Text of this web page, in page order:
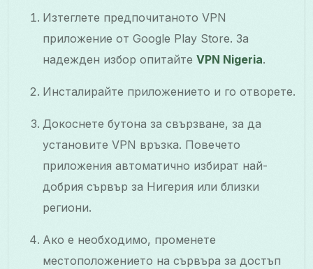
Изтеглете предпочитаното VPN
приложение от Google Play Store. За
надежден избор опитайтеVPN Nigeria.
Инсталирайте приложението и го отворете.
Докоснете бутона за свързване, за да
установите VPN връзка. Повечето
приложения автоматично избират най-
добрия сървър за Нигерия или близки
региони.
Ако е необходимо, променете
местоположението на сървъра за достъп